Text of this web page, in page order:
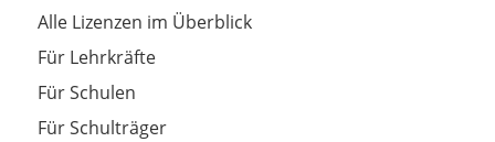
Alle Lizenzen im Überblick
Für Lehrkräfte
Für Schulen
Für Schulträger